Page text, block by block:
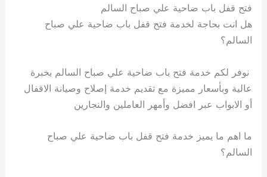
فتح قفل باب ضاحية علي صباح السالم
هل انت بحاجة لخدمة فتح قفل باب ضاحية علي صباح
السالم؟
نوفر لكم خدمة فتح باب ضاحية علي صباح السالم بخبرة
عالية وبأسعار مميزة مع تقديم خدمة إصلاح وصيانة الاقفال
أو الابواب عبر افضل وأمهر العاملين والنجارين
ما اهم ما يميز خدمة فتح قفل باب ضاحية علي صباح
السالم؟